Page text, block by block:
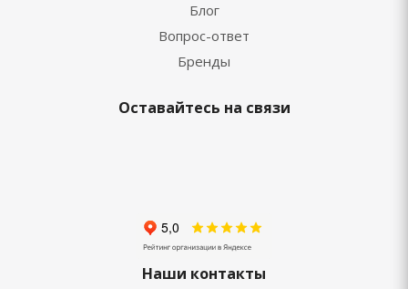
Блог
Вопрос-ответ
Бренды
Оставайтесь на связи
Наши контакты